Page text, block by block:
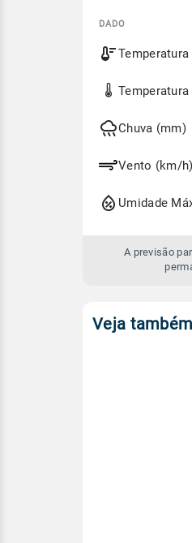
Comparativo
entre
previsão
amanhã
DADO
Chuva (mm)
Vento (km/h)
Umidade
A previsão
Veja também